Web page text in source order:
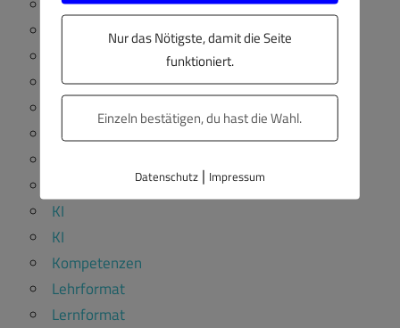
Ausbildungsleitung
Glasfaser
Heimautomatisierung
Informationstechnologie
KI
KI
Kompetenzen
Lehrformat
Lernformat
Nur das Nötigste, damit die Seite
funktioniert.
Einzeln bestätigen, du hast die Wahl.
Datenschutz| Impressum